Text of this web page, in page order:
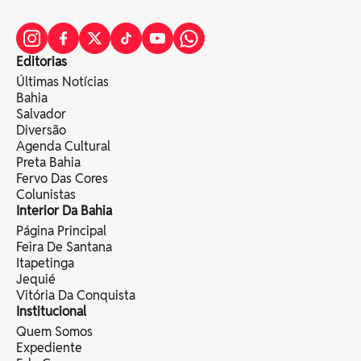
Editorias
Últimas Notícias
Bahia
Salvador
Diversão
Agenda Cultural
Preta Bahia
Fervo Das Cores
Colunistas
Interior Da Bahia
Página Principal
Feira De Santana
Itapetinga
Jequié
Vitória Da Conquista
Institucional
Quem Somos
Expediente